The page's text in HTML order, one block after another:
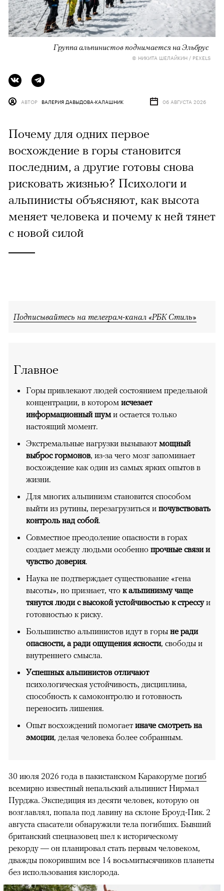
Группа альпинистов поднимается на Эльбрус
© НИКИТА ШЕЛАЙКИН / PEXELS
АВТОР ВАЛЕРИЯ ДАВЫДОВА-КАЛАШНИК 06 АВГУСТА 2026
Почему для одних первое
восхождение в горы становится
последним, а другие готовы снова
рисковать жизнью? Психологи и
альпинисты объясняют, как высота
меняет человека и почему к ней тянет
с новой силой
Подписывайтесь на телеграм-канал «РБК Стиль»
Главное
Горы привлекают людей состоянием предельной
концентрации, в котором исчезает
информационный шуми остается только
настоящий момент.
Экстремальные нагрузки вызывают мощный
выброс гормонов, из-за чего мозг запоминает
восхождение как один из самых ярких опытов в
жизни.
Для многих альпинизм становится способом
выйти из рутины, перезагрузиться и почувствовать
контроль над собой.
Совместное преодоление опасности в горах
создает между людьми особенно прочные связи и
чувство доверия.
Наука не подтверждает существование «гена
высоты», но признает, что к альпинизму чаще
тянутся люди с высокой устойчивостью к стрессуи
готовностью к риску.
Большинство альпинистов идут в горы не ради
опасности, а ради ощущения ясности, свободы и
внутреннего смысла.
Успешных альпинистов отличают
психологическая устойчивость, дисциплина,
способность к самоконтролю и готовность
переносить лишения.
Опыт восхождений помогает иначе смотреть на
эмоции, делая человека более собранным.
30 июля 2026 года в пакистанском Каракоруме погиб
всемирно известный непальский альпинист Нирмал
Пурджа. Экспедиция из десяти человек, которую он
возглавлял, попала под лавину на склоне Броуд-Пик. 2
августа спасатели обнаружили тела погибших. Бывший
британский спецназовец шел к историческому
рекорду — он планировал стать первым человеком,
дважды покорившим все 14 восьмитысячников планеты
без использования кислорода.